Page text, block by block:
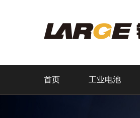
首页 工业电池